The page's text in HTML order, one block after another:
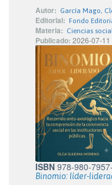
Autor: García Mago,
Editorial: Fondo
Materia: Ciencias
Publicado: 2026-07-11
ISBN 978-980-
Binomio: líder-